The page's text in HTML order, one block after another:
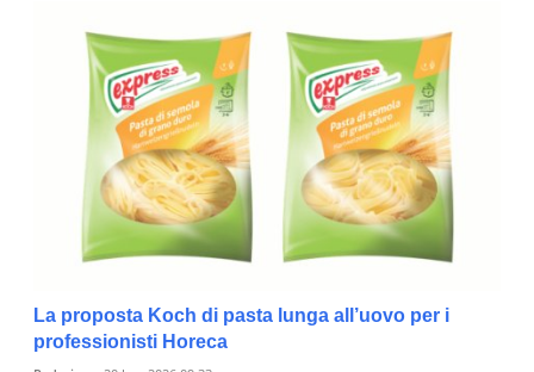
La proposta Koch di pasta lunga all’uovo per i
professionisti Horeca